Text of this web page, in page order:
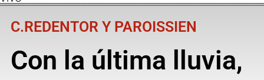
C.REDENTOR Y PAROISSIEN
Con la última lluvia,